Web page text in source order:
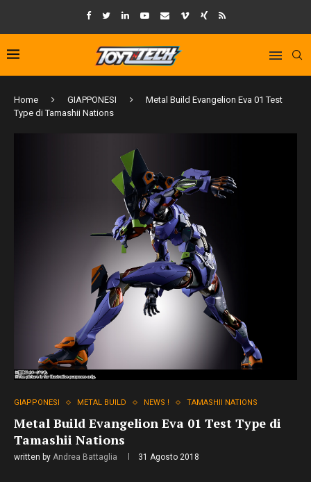
Home GIAPPONESI
Metal Build Evangelion Eva 01 Test
Type di Tamashii Nations
GIAPPONESI METAL BUILD NEWS ! TAMASHII NATIONS
Metal Build Evangelion Eva 01 Test Type di
Tamashii Nations
written by Andrea Battaglia 31 Agosto 2018